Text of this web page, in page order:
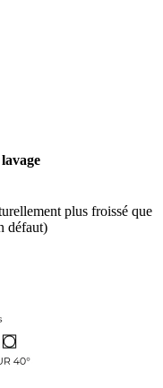
plus froissé que
défaut)